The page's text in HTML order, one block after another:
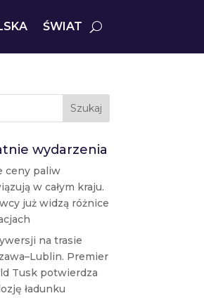
ŚWIAT
Szukaj
wydarzenia
ceny paliw
w całym kraju.
już widzą różnice
na trasie
Premier
Tusk potwierdza
ładunku